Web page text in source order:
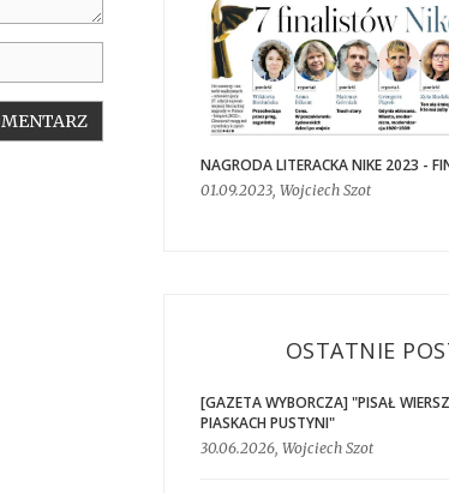
NAGRODA LITERACKA NIKE 2023 -
01.09.2023, Wojciech Szot
OSTATNIE
[GAZETA WYBORCZA] "PISAŁ
PIASKACH PUSTYNI"
30.06.2026, Wojciech Szot